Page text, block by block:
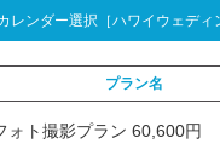
レンダー選択［ハワイウェディ
プラン名
ォト撮影プラン 60,600円